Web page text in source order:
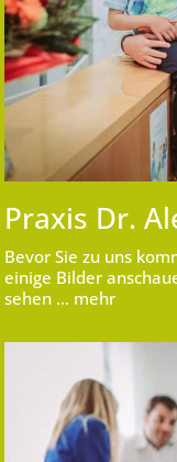
Praxis Dr.
Bevor Sie zu uns
einige Bilder
sehen … mehr